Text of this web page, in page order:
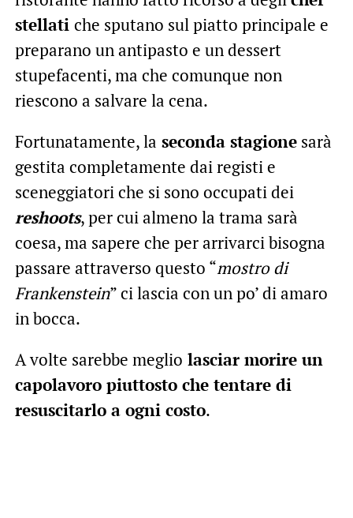
stellati che sputano sul piatto principale e
preparano un antipasto e un dessert
stupefacenti, ma che comunque non
riescono a salvare la cena.
Fortunatamente, la seconda stagionesarà
gestita completamente dai registi e
sceneggiatori che si sono occupati dei
reshoots, per cui almeno la trama sarà
coesa, ma sapere che per arrivarci bisogna
passare attraverso questo “mostro di
Frankenstein” ci lascia con un po’ di amaro
in bocca.
A volte sarebbe meglio lasciar morire un
capolavoro piuttosto che tentare di
resuscitarlo a ogni costo.